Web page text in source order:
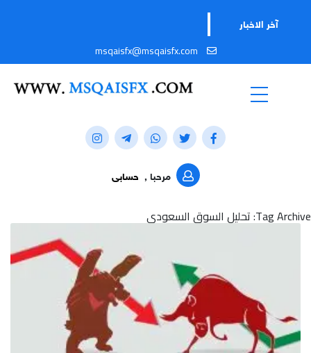
آخر الاخبار
msqaisfx@msqaisfx.com
مرحبا , حسابى
Tag Archive: تحليل السوق السعودي